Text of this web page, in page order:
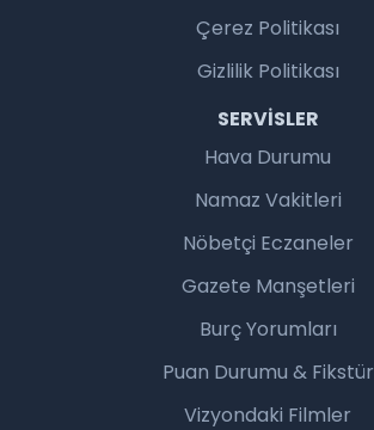
Çerez Politikası
Gizlilik Politikası
SERVISLER
Hava Durumu
Namaz Vakitleri
Nöbetçi Eczaneler
Gazete Manşetleri
Burç Yorumları
Puan Durumu & Fikstür
Vizyondaki Filmler